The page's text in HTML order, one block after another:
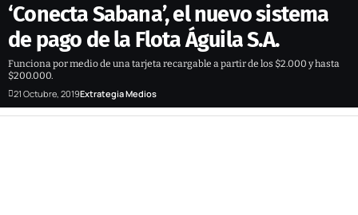
‘Conecta Sabana’, el nuevo sistema
de pago de la Flota Águila S.A.
Funciona por medio de una tarjeta recargable a partir de los $2.000 y hasta
$200.000.
21 Octubre, 2019Extrategia Medios